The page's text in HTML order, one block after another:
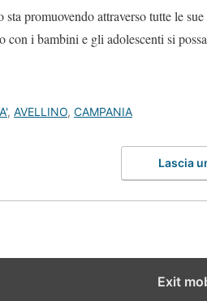
promuovendo attraverso tutte le
con i bambini e gli adolescenti si
, AVELLINO, CAMPANIA
Lascia
Exit